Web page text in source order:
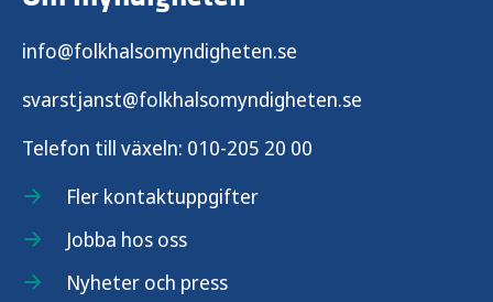
info@folkhalsomyndigheten.se
svarstjanst@folkhalsomyndigheten.se
Telefon till växeln: 010-205 20 00
Fler kontaktuppgifter
Jobba hos oss
Nyheter och press